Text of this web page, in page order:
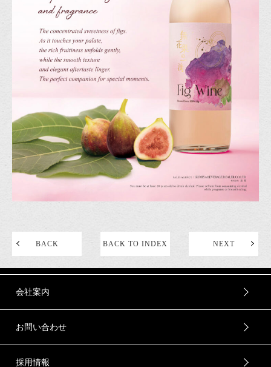
BACK BACK TO INDEX NEXT
会社案内
お問い合わせ
採用情報